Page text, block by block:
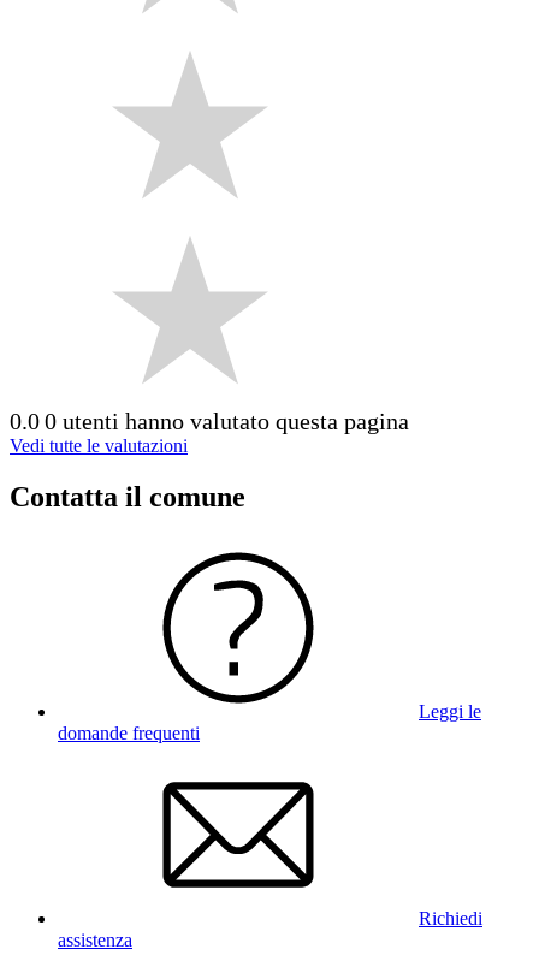
0.00 utenti hanno valutato questa pagina
Vedi tutte le valutazioni
Contatta il comune
Leggi le
domande frequenti
Richiedi
assistenza